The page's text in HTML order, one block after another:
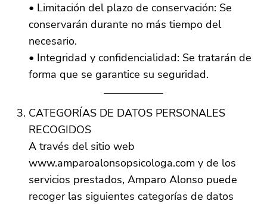
• Limitación del plazo de conservación: Se
conservarán durante no más tiempo del
necesario.
• Integridad y confidencialidad: Se tratarán de
forma que se garantice su seguridad.
CATEGORÍAS DE DATOS PERSONALES
RECOGIDOS
A través del sitio web
www.amparoalonsopsicologa.com y de los
servicios prestados, Amparo Alonso puede
recoger las siguientes categorías de datos